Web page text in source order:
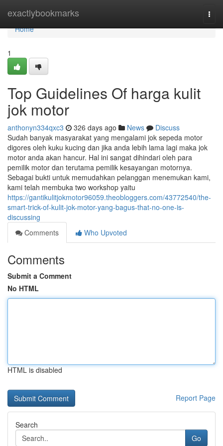
exactlybookmarks
Home
Home
1
Top Guidelines Of harga kulit
jok motor
anthonyn334qxc3 326 days ago News
Discuss
Sudah banyak masyarakat yang mengalami jok sepeda motor
digores oleh kuku kucing dan jika anda lebih lama lagi maka jok
motor anda akan hancur. Hal ini sangat dihindari oleh para
pemilik motor dan terutama pemilik kesayangan motornya.
Sebagai bukti untuk memudahkan pelanggan menemukan kami,
kami telah membuka two workshop yaitu
https://gantikulitjokmotor96059.theobloggers.com/43772540/the-
smart-trick-of-kulit-jok-motor-yang-bagus-that-no-one-is-
discussing
Comments
Who Upvoted
Comments
Submit a Comment
No HTML
HTML is disabled
Report Page
Search
Go